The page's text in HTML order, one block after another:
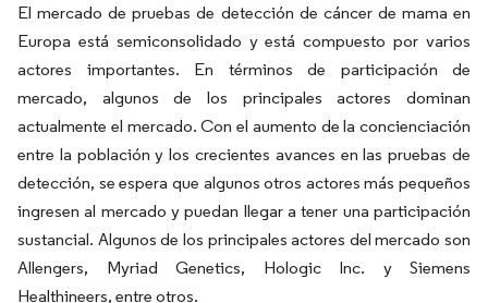
El mercado de pruebas de detección de cáncer de mama en
Europa está semiconsolidado y está compuesto por varios
actores importantes. En términos de participación de
mercado, algunos de los principales actores dominan
actualmente el mercado. Con el aumento de la concienciación
entre la población y los crecientes avances en las pruebas de
detección, se espera que algunos otros actores más pequeños
ingresen al mercado y puedan llegar a tener una participación
sustancial. Algunos de los principales actores del mercado son
Allengers, Myriad Genetics, Hologic Inc. y Siemens
Healthineers, entre otros.